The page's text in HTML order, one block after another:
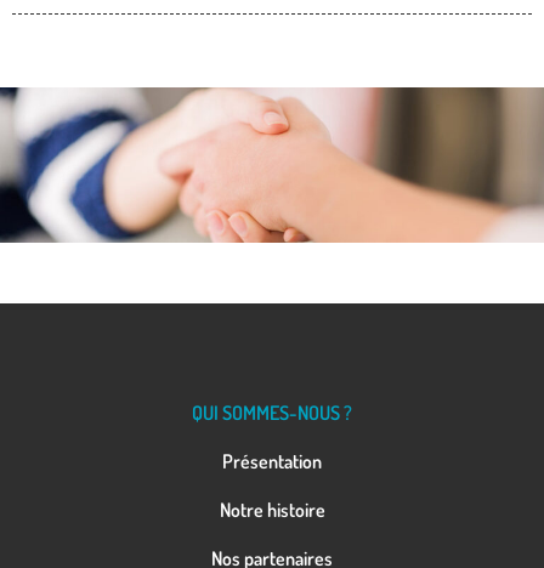
QUI SOMMES-NOUS ?
Présentation
Notre histoire
Nos partenaires